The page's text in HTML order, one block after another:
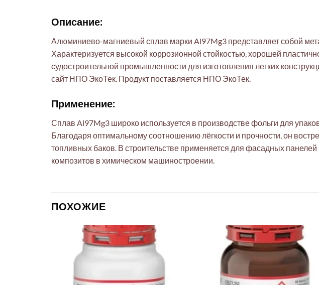
Описание:
Алюминиево-магниевый сплав марки Al97Mg3 представляет собой
Характеризуется высокой коррозионной стойкостью, хорошей
судостроительной промышленности для изготовления легких
сайт НПО ЭкоТек. Продукт поставляется НПО ЭкоТек.
Применение:
Сплав Al97Mg3 широко используется в производстве фольги для
Благодаря оптимальному соотношению лёгкости и прочности, он
топливных баков. В строительстве применяется для фасадных
композитов в химическом машиностроении.
ПОХОЖИЕ